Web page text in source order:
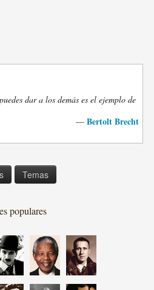
dar a los demás es el ejemplo de
— Bertolt Brecht
Temas
populares